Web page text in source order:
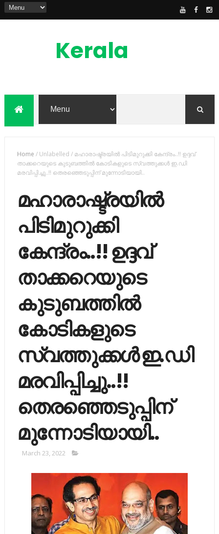
Kerala
Feed
Home /Unlabelled / മഹാരാഷ്ട്രയിൽ പിടിമുറുക്കി കേന്ദ്രം..!! ഉദ്ദവ്
താക്കറെയുടെ കുടുബത്തിൽ കോടികളുടെ സ്വത്തുക്കള്‍ ഇ.ഡി
മരവിപ്പിച്ചു..!! തെരഞ്ഞെടുപ്പിന് മുന്നോടിയായി..
മഹാരാഷ്ട്രയിൽ
പിടിമുറുക്കി
കേന്ദ്രം..!! ഉദ്ദവ്
താക്കറെയുടെ
കുടുബത്തിൽ
കോടികളുടെ
സ്വത്തുക്കള്‍ ഇ.ഡി
മരവിപ്പിച്ചു..!!
തെരഞ്ഞെടുപ്പിന്
മുന്നോടിയായി..
March 23, 2022